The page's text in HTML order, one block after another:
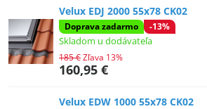
Velux EDJ 2000 55x78 CK02
Doprava zadarmo -13%
Skladom u dodávateľa
160,95 €
185 €Zľava 13%
Velux EDW 1000 55x78 CK02